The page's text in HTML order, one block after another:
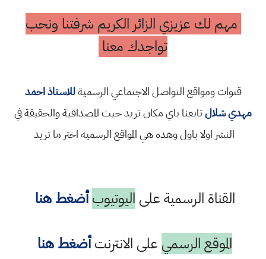
مهم لك عزيزي الزائر الكريم شرفتنا ونحب
تواجدك معنا
قنوات ومواقع التواصل الاجتماعي الرسميةللاستاذ احمد
مهدي شلالتابعنا باي مكان تريد حيث المصداقية والحقيقة في
النشر اولا باول وهذه هي المواقع الرسمية اختر ما تريد
القناة الرسمية على اليوتيوب أضغط هنا
الموقع الرسمي على الانترنتأضغط هنا